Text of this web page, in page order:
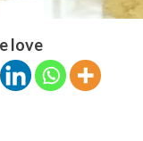
love